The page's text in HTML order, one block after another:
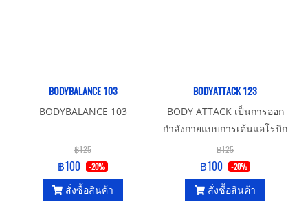
BODYBALANCE 103
BODYBALANCE 103
฿125
฿100 -20%
สั่งซื้อสินค้า
BODYATTACK 123
BODY ATTACK เป็นการออก
กำลังกายแบบการเต้นแอโรบิก
แต่จะมีความสนุกในการเต้น
มากกว่าเต้นแอโรบิกแบบปกติ
และท่าก็จะยากขึ้นมาอีก เหมาะ
สำหรับตั้งแต่เด็กถึงวัยกลางคน
฿125
฿100 -20%
สั่งซื้อสินค้า